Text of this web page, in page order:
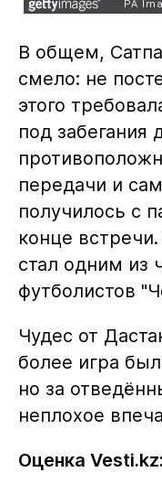
В общем,
смело: не
этого
под забегания
передачи и
получилось с
конце
стал одним из
футболистов
Чудес от
более игра
но за
неплохое
Оценка